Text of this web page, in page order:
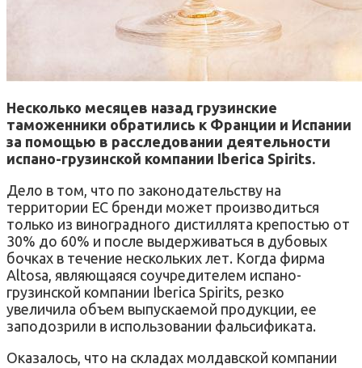
Несколько месяцев назад грузинские
таможенники обратились к Франции и Испании
за помощью в расследовании деятельности
испано-грузинской компании Iberica Spirits.
Дело в том, что по законодательству на
территории ЕС бренди может производиться
только из виноградного дистиллята крепостью от
30% до 60% и после выдерживаться в дубовых
бочках в течение нескольких лет. Когда фирма
Altosa, являющаяся соучредителем испано-
грузинской компании Iberica Spirits, резко
увеличила объем выпускаемой продукции, ее
заподозрили в использовании фальсификата.
Оказалось, что на складах молдавской компании